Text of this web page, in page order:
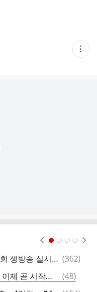
현
재
[공지][셀럽챔프] ＜트롯챔피언 88회 생방송 실시간 투표＞인증 댓
(362)
[공지] " 86회 트롯챔피언 생방송 " 이제 곧 시작합니다~유튜브 댓글 응원 함께해요!!
댓
글
(48)